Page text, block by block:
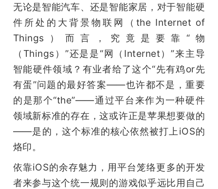
无论是智能汽车、还是智能家居，对于智能硬
件所处的大背景物联网（the Internet of
Things）而言，究竟是要靠“物
（Things）”还是是“网（Internet）”来主导
智能硬件领域？有业者给了这个“先有鸡or先
有蛋”问题的最好答案——也许都不是，重要
的是那个“the”——通过平台来作为一种硬件
领域新标准的存在，这或许正是苹果想要做的
——是的，这个标准的核心依然被打上iOS的
烙印。
依靠iOS的余存魅力，用平台笼络更多的开发
者来参与这个统一规则的游戏似乎远比用自己